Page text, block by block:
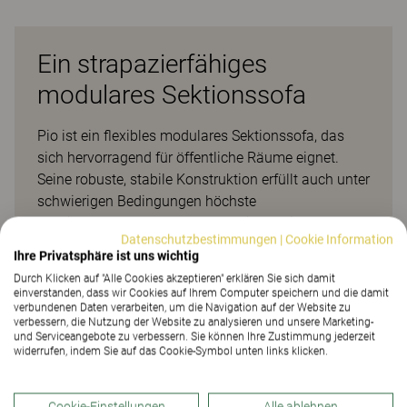
Ein strapazierfähiges
modulares Sektionssofa
Pio ist ein flexibles modulares Sektionssofa, das
sich hervorragend für öffentliche Räume eignet.
Seine robuste, stabile Konstruktion erfüllt auch unter
schwierigen Bedingungen höchste
Qualitätsanforderungen, ohne beim Design
Kompromisse einzugehen. Mit seinem modernen
Design eignet sich das Sofa hervorragend für
Räume, in denen sich viele Menschen aufhalten,
beispielsweise Schulen, Museen, Ausstellungen,
Korridore und andere Begegnungsorte. Zusammen
mit einem Laptoptisch kann es auch als
dienen. Ein Spalt zwischen Sitz und Rückenlehne
Datenschutzbestimmungen |Cookie Information
Ihre Privatsphäre ist uns wichtig
Durch Klicken auf "Alle Cookies akzeptieren" erklären Sie sich damit
einverstanden, dass wir Cookies auf Ihrem Computer speichern und die damit
verbundenen Daten verarbeiten, um die Navigation auf der Website zu
verbessern, die Nutzung der Website zu analysieren und unsere Marketing-
und Serviceangebote zu verbessern. Sie können Ihre Zustimmung jederzeit
widerrufen, indem Sie auf das Cookie-Symbol unten links klicken.